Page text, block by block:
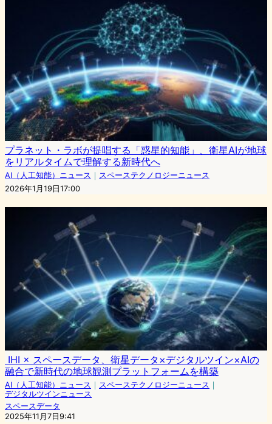
プラネット・ラボが提唱する「惑星的知能」、衛星AIが地球
をリアルタイムで理解する新時代へ
AI（人工知能）ニュース ｜ スペーステクノロジーニュース
2026年1月19日17:00
IHI × スペースデータ、衛星データ×デジタルツイン×AIの
融合で新時代の地球観測プラットフォームを構築
AI（人工知能）ニュース ｜ スペーステクノロジーニュース ｜
デジタルツインニュース
スペースデータ
2025年11月7日9:41